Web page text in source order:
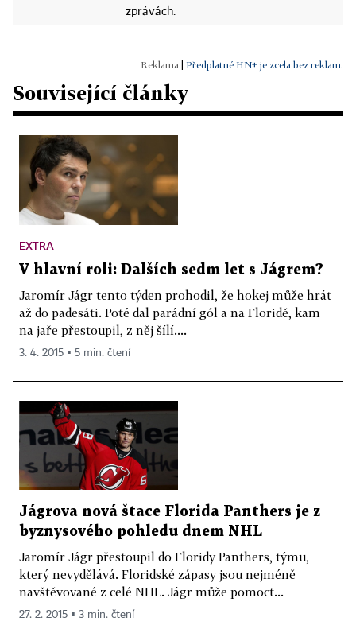
zprávách.
Předplatné HN+ je zcela bez reklam.
Související články
EXTRA
V hlavní roli: Dalších sedm let s Jágrem?
Jaromír Jágr tento týden prohodil, že hokej může hrát
až do padesáti. Poté dal parádní gól a na Floridě, kam
na jaře přestoupil, z něj šílí....
3. 4. 2015 ▪ 5 min. čtení
Jágrova nová štace Florida Panthers je z
byznysového pohledu dnem NHL
Jaromír Jágr přestoupil do Floridy Panthers, týmu,
který nevydělává. Floridské zápasy jsou nejméně
navštěvované z celé NHL. Jágr může pomoct...
27. 2. 2015 ▪ 3 min. čtení